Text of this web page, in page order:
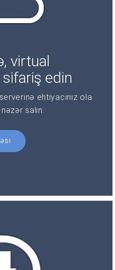
virtual
edin
ehtiyacınız ola
salın.